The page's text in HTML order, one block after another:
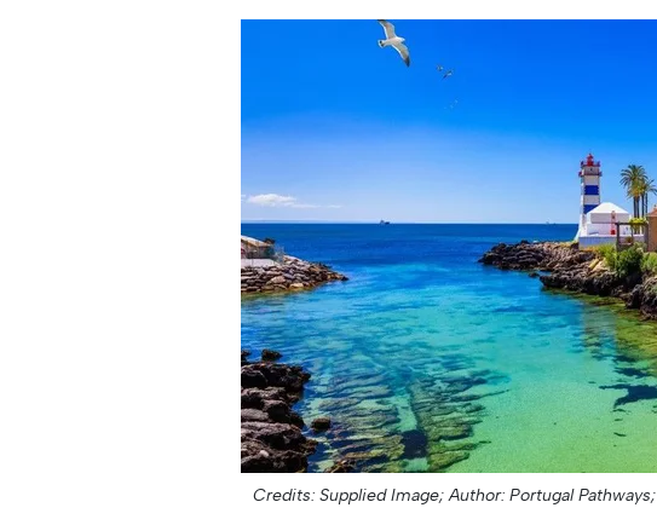
Credits: Supplied Image; Author: Portugal Pathways;